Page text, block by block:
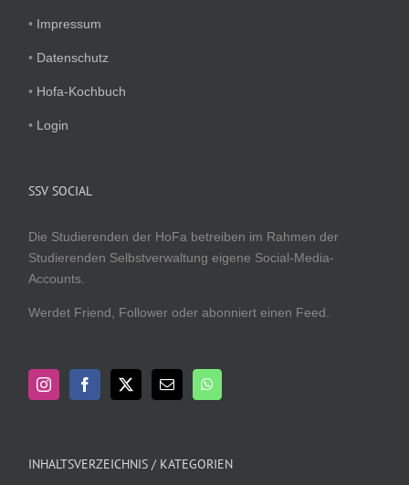
• Impressum
• Datenschutz
• Hofa-Kochbuch
• Login
SSV SOCIAL
Die Studierenden der HoFa betreiben im Rahmen der
Studierenden Selbstverwaltung eigene Social-Media-
Accounts.
Werdet Friend, Follower oder abonniert einen Feed.
INHALTSVERZEICHNIS / KATEGORIEN